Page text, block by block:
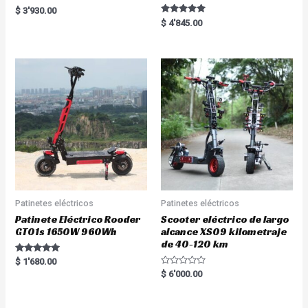
Rated
5.00
$ 3'930.00
Rated
5.00
$ 4'845.00
Patinetes eléctricos
Patinete Eléctrico Rooder
GT01s 1650W 960Wh
Rated
5.00
$ 1'680.00
Patinetes eléctricos
Scooter eléctrico de largo
alcance XS09 kilometraje
de 40-120 km
R
a
$ 6'000.00